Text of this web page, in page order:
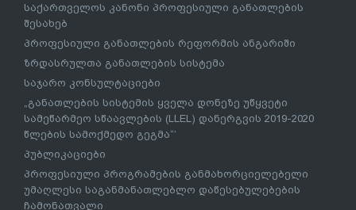
საქართველოს კანონი პროფესიული განათლების
შესახებ
პროფესიული განათლების რეფორმის ანგარიში
ზრდასრულთა განათლების სისტემა
საჯარო კონსულტაციები
„განათლების სისტემის ყველა დონეზე უწყვეტი
სამეწარმეო სწაავლების (LLEL) დანერგვის 2019-2020
წლების სამოქმედო გეგმა“’
პუბლიკაციები
პროფესიული პროგრამების განმახორციელებელი
უმაღლესი საგანმანათლებლო დაწესებულებების
ჩამონათვალი